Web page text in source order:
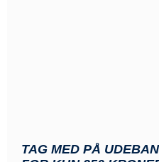
TAG MED PÅ